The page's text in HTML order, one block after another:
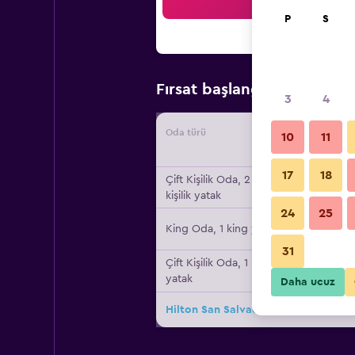
Fırsat başlangıç fiyatı
Oda türü Tedarikçi
Çift ​Kişilik Oda, 2 çift
kişilik yatak
King Oda, 1 king yatak
Çift ​Kişilik Oda, 1 king
yatak
Hilton San Salvador için diğer
P S
3 4
10 11
17 18
24 25
31
Daha ucuz